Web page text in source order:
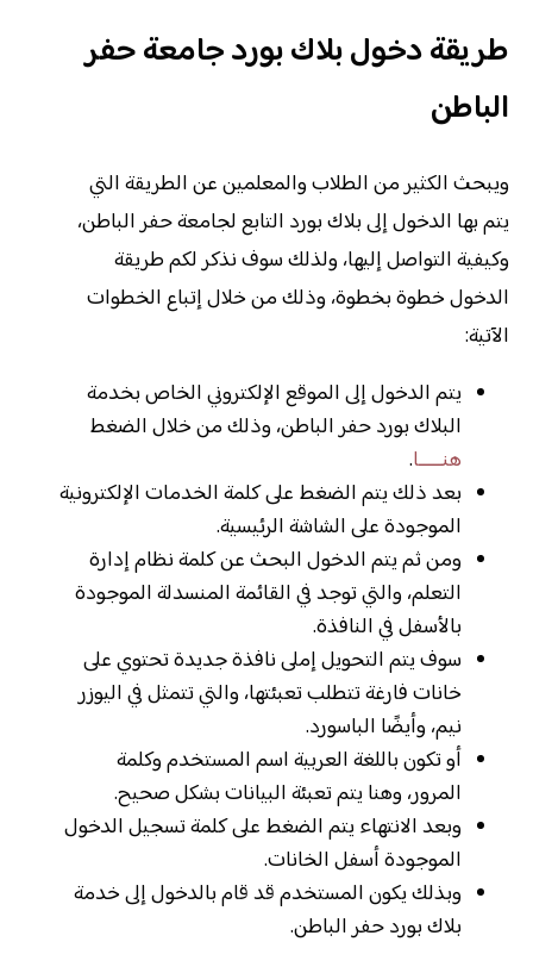
طريقة دخول بلاك بورد جامعة حفر
الباطن
ويبحث الكثير من الطلاب والمعلمين عن الطريقة التي
يتم بها الدخول إلى بلاك بورد التابع لجامعة حفر الباطن،
وكيفية التواصل إليها، ولذلك سوف نذكر لكم طريقة
الدخول خطوة بخطوة، وذلك من خلال إتباع الخطوات
الآتية:
يتم الدخول إلى الموقع الإلكتروني الخاص بخدمة
البلاك بورد حفر الباطن، وذلك من خلال الضغط
هنـــــا.
بعد ذلك يتم الضغط على كلمة الخدمات الإلكترونية
الموجودة على الشاشة الرئيسية.
ومن ثم يتم الدخول البحث عن كلمة نظام إدارة
التعلم، والتي توجد في القائمة المنسدلة الموجودة
بالأسفل في النافذة.
سوف يتم التحويل إملى نافذة جديدة تحتوي على
خانات فارغة تتطلب تعبئتها، والتي تتمثل في اليوزر
نيم، وأيضًا الباسورد.
أو تكون باللغة العربية اسم المستخدم وكلمة
المرور، وهنا يتم تعبئة البيانات بشكل صحيح.
وبعد الانتهاء يتم الضغط على كلمة تسجيل الدخول
الموجودة أسفل الخانات.
وبذلك يكون المستخدم قد قام بالدخول إلى خدمة
بلاك بورد حفر الباطن.